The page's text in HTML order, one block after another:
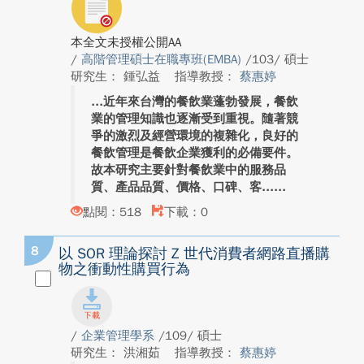
本全文未授權公開AA
/ 高階管理碩士在職專班(EMBA) /103/ 碩士
研究生： 鍾弘益
指導教授： 蔡惠婷
近年來台灣的餐飲業蓬勃發展，餐飲
業的管理知識也逐漸受到重視。隨著競
爭的激烈及經營環境的複雜化，良好的
餐飲管理是餐飲企業獲利的必備要件。
故本研究主要針對餐飲業中的服務品
質、產品品質、價格、口碑、客...
點閱：518
下載：0
8
以 SOR 理論探討 Z 世代消費者網路直播購
物之衝動性購買行為
/ 企業管理學系 /109/ 碩士
研究生： 洪湘茹
指導教授： 蔡惠婷